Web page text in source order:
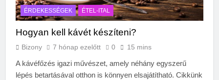
ÉRDEKESSÉGEK ÉTEL-ITAL
Hogyan kell kávét készíteni?
Bizony 7 hónap ezelőtt 0 15 mins
A kávéfőzés igazi művészet, amely néhány egyszerű
lépés betartásával otthon is könnyen elsajátítható. Cikkünk